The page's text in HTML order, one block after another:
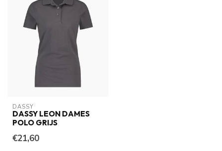
DASSY
DASSY LEON DAMES
POLO GRIJS
€21,60